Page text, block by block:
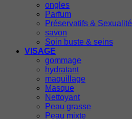
ongles
Parfum
Préservatifs & Sexualité
savon
Soin buste & seins
VISAGE
gommage
hydratant
maquillage
Masque
Nettoyant
Peau grasse
Peau mixte